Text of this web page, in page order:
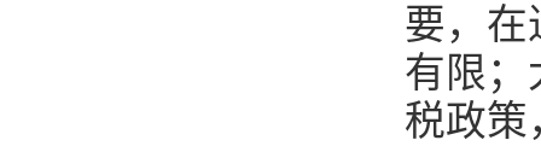
要，在
有限；
税政策